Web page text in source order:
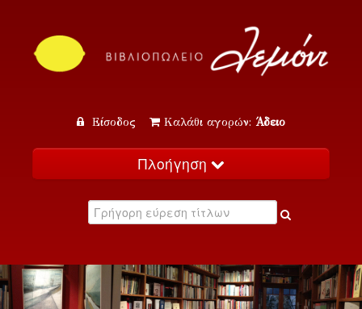
Είσοδος Καλάθι αγορών: Άδειο
Πλοήγηση
Κατάλογος
Εκδηλώσεις